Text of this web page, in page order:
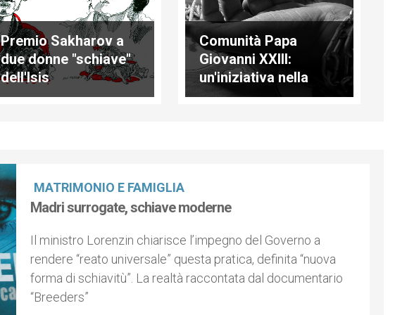
Premio Sakharov a
due donne "schiave"
dell'Isis
Comunità Papa
Giovanni XXIII:
un'iniziativa nella
Giornata contro la
MATRIMONIO E FAMIGLIA
Madri surrogate, schiave moderne
Il ministro Lorenzin chiarisce l’impegno del Governo a
rendere “reato universale” questa pratica, definita “nuova
forma di schiavitù”. La realtà raccontata dal documentario
“Breeders”